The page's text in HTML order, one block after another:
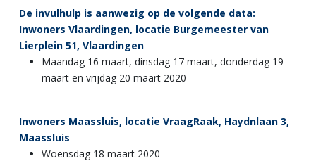
De invulhulp is aanwezig op de volgende data:
Inwoners Vlaardingen, locatie Burgemeester van
Lierplein 51, Vlaardingen
Maandag 16 maart, dinsdag 17 maart, donderdag 19
maart en vrijdag 20 maart 2020
Inwoners Maassluis, locatie VraagRaak, Haydnlaan 3,
Maassluis
Woensdag 18 maart 2020